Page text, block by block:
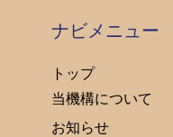
ナビメニュー
トップ
当機構について
お知らせ